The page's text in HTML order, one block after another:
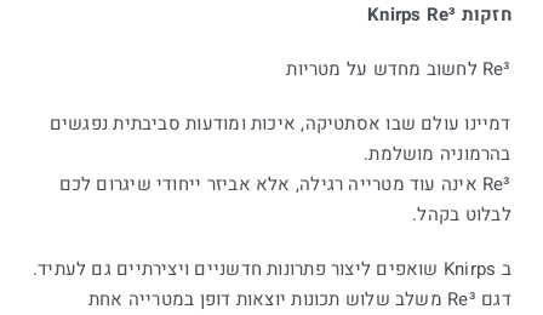
חזקות Knirps Re³
Re³ לחשוב מחדש על מטריות
דמיינו עולם שבו אסתטיקה, איכות ומודעות סביבתית נפגשים
בהרמוניה מושלמת.
Re³ אינה עוד מטרייה רגילה, אלא אביזר ייחודי שיגרום לכם
לבלוט בקהל.
ב Knirps שואפים ליצור פתרונות חדשניים ויצירתיים גם לעתיד.
דגם Re³ משלב שלוש תכונות יוצאות דופן במטרייה אחת